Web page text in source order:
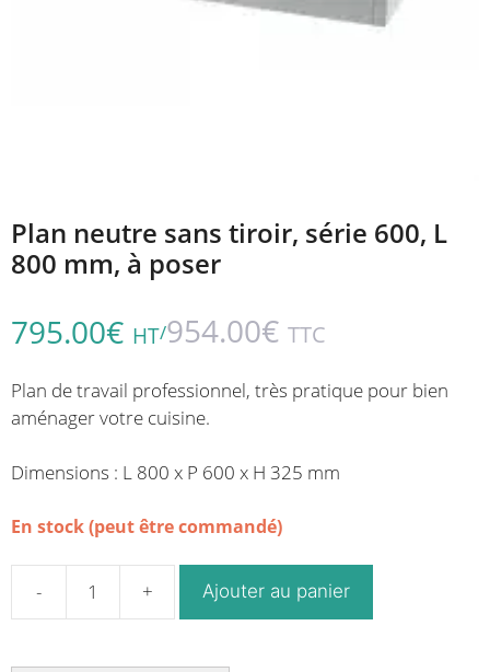
Plan neutre sans tiroir, série 600, L
800 mm, à poser
795.00€ HT/954.00€ TTC
Plan de travail professionnel, très pratique pour bien
aménager votre cuisine.
Dimensions : L 800 x P 600 x H 325 mm
En stock (peut être commandé)
quantité
Ajouter au panier